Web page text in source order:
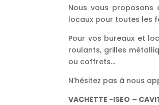
Nous vous proposons
locaux pour toutes les
Pour vos bureaux et
roulants, grilles
ou coffrets…
N’hésitez pas à nous
VACHETTE -ISEO –